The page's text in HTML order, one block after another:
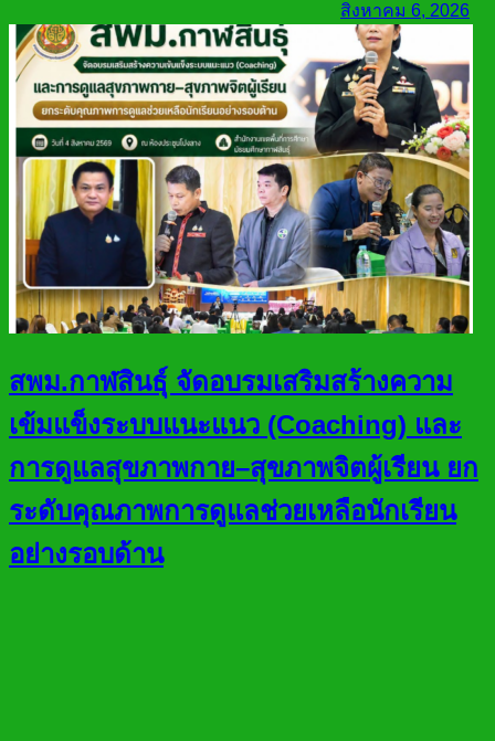
สิงหาคม 6, 2026
สพม.กาฬสินธุ์ จัดอบรมเสริมสร้างความ
เข้มแข็งระบบแนะแนว (Coaching) และ
การดูแลสุขภาพกาย–สุขภาพจิตผู้เรียน ยก
ระดับคุณภาพการดูแลช่วยเหลือนักเรียน
อย่างรอบด้าน